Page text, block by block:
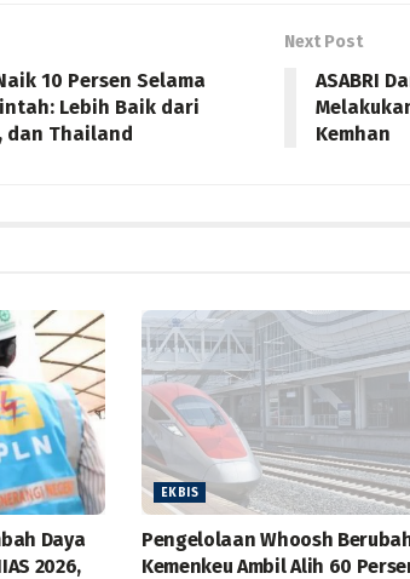
10 Persen Selama
Lebih Baik dari
dan Thailand
Next Post
ASABRI
Kemhan
Daya
2026,
EKBIS
Pengelolaan Whoosh
Kemenkeu Ambil Alih 60